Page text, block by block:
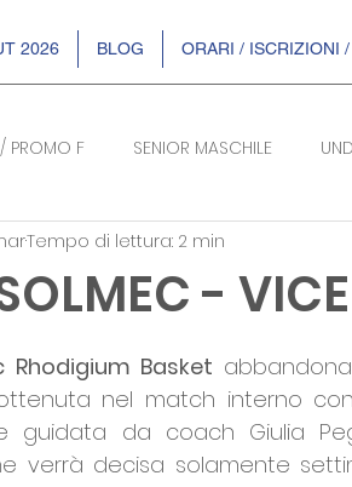
2026 BLOG ORARI / ISCRIZIONI
PROMO F SENIOR MASCHILE
DR2 SERIE B/F
-
Tempo di lettura: 2 min
NaN stelle su 5.
Rhodigium Basket
nel match interno
guidata da coach Giulia
verrà decisa solamente